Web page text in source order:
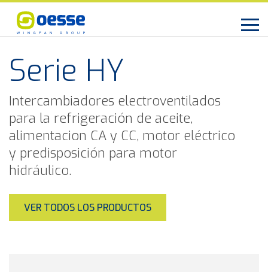
Serie HY
Intercambiadores electroventilados
para la refrigeración de aceite,
alimentacion CA y CC, motor eléctrico
y predisposición para motor
hidráulico.
VER TODOS LOS PRODUCTOS